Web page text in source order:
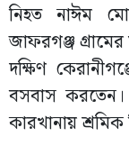
নিহত নাঈম
জাফরগঞ্জ
দক্ষিণ
বসবাস করতেন।
কারখানায়